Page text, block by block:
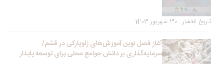
تاریخ انتشار : 30 شهریور 1403
آغاز فصل نوین آموزش‌های ژئوپارکی در قشم/
سرمایه‌گذاری بر دانش جوامع محلی برای توسعه پایدار